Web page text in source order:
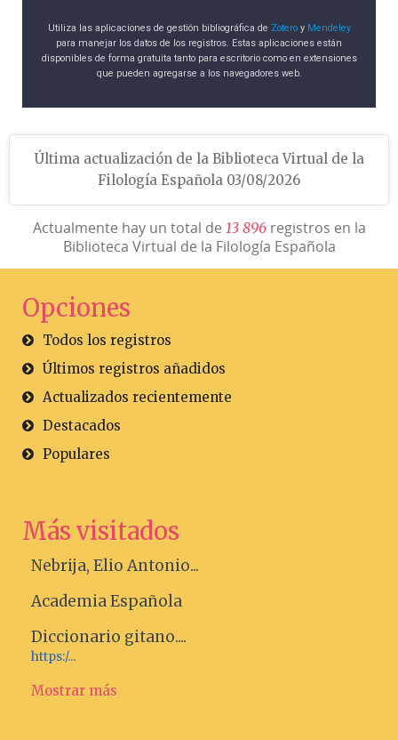
Utiliza las aplicaciones de gestión bibliográfica de Zoteroy Mendeley
para manejar los datos de los registros. Estas aplicaciones están
disponibles de forma gratuita tanto para escritorio como en extensiones
que pueden agregarse a los navegadores web.
Última actualización de la Biblioteca Virtual de la
Filología Española 03/08/2026
Actualmente hay un total de 13 896registros en la
Biblioteca Virtual de la Filología Española
Opciones
Todos los registros
Últimos registros añadidos
Actualizados recientemente
Destacados
Populares
Más visitados
Nebrija, Elio Antonio...
Academia Española
Diccionario gitano....
https:/...
Mostrar más